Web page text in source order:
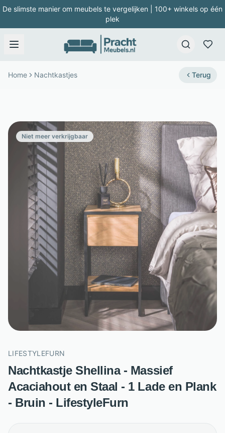
De slimste manier om meubels te vergelijken | 100+ winkels op één
plek
Home Nachtkastjes Terug
Niet meer verkrijgbaar
LIFESTYLEFURN
Nachtkastje Shellina - Massief
Acaciahout en Staal - 1 Lade en Plank
- Bruin - LifestyleFurn